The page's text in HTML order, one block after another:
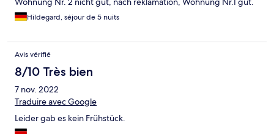
Hildegard, séjour de 5 nuits
Avis vérifié
8/10 Très bien
7 nov. 2022
Traduire avec Google
Leider gab es kein Frühstück.